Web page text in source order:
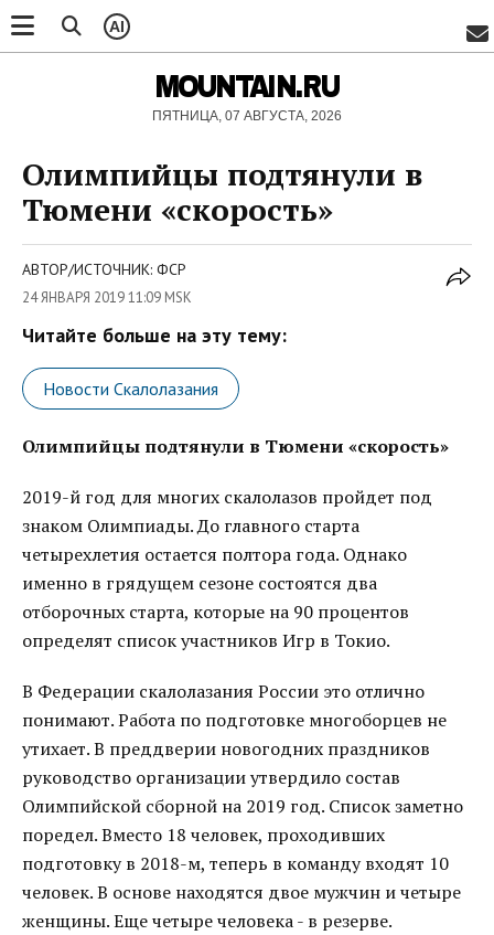
AI
MOUNTAIN.RU
ПЯТНИЦА, 07 АВГУСТА, 2026
Олимпийцы подтянули в
Тюмени «скорость»
АВТОР/ИСТОЧНИК: ФСР
24 ЯНВАРЯ 2019 11:09 MSK
Читайте больше на эту тему:
Новости Скалолазания
Олимпийцы подтянули в Тюмени «скорость»
2019-й год для многих скалолазов пройдет под
знаком Олимпиады. До главного старта
четырехлетия остается полтора года. Однако
именно в грядущем сезоне состоятся два
отборочных старта, которые на 90 процентов
определят список участников Игр в Токио.
В Федерации скалолазания России это отлично
понимают. Работа по подготовке многоборцев не
утихает. В преддверии новогодних праздников
руководство организации утвердило состав
Олимпийской сборной на 2019 год. Список заметно
поредел. Вместо 18 человек, проходивших
подготовку в 2018-м, теперь в команду входят 10
человек. В основе находятся двое мужчин и четыре
женщины. Еще четыре человека - в резерве.